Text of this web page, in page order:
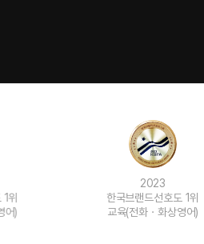
한국브랜드선호도 1위
교육(전화ㆍ화상영어)